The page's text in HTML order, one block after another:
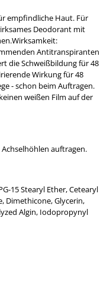
empfindliche Haut. Für
Deodorant mit
Antitranspiranten
die Schweißbildung für 48
Wirkung für 48
- schon beim Auftragen.
weißen Film auf der
auftragen.
15 Stearyl Ether, Cetearyl
Dimethicone, Glycerin,
Algin, Iodopropynyl